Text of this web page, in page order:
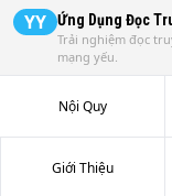
YY Ứng Dụng Đọc
Trải nghiệm đọc
mạng yếu.
Nội Quy
Giới Thiệu